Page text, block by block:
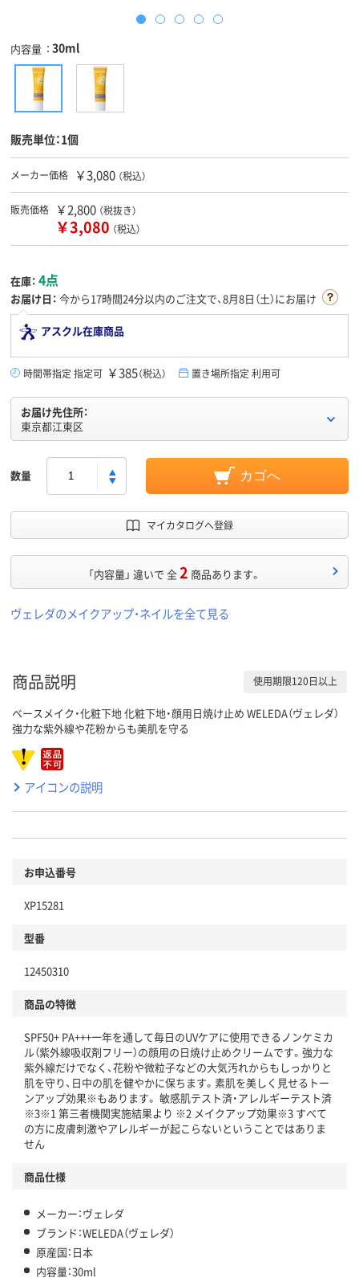
内容量 30ml
販売単位：1個
メーカー価格 ￥3,080 （税込）
販売価格 ￥2,800 （税抜き）
￥3,080 （税込）
在庫： 4点
お届け日： 今から17時間24分以内のご注文で、8月8日（土）にお届け
アスクル在庫商品
時間帯指定 指定可 ￥385（税込） 置き場所指定 利用可
お届け先住所：
東京都江東区
数量 カゴへ
マイカタログへ登録
「内容量」 違いで 全2 商品あります。
ヴェレダのメイクアップ・ネイルを全て見る
商品説明 使用期限120日以上
ベースメイク・化粧下地 化粧下地・顔用日焼け止め WELEDA（ヴェレダ）
強力な紫外線や花粉からも美肌を守る
アイコンの説明
お申込番号
XP15281
型番
12450310
商品の特徴
SPF50+ PA+++一年を通して毎日のUVケアに使用できるノンケミカ
ル（紫外線吸収剤フリー）の顔用の日焼け止めクリームです。強力な
紫外線だけでなく、花粉や微粒子などの大気汚れからもしっかりと
肌を守り、日中の肌を健やかに保ちます。素肌を美しく見せるトー
ンアップ効果※もあります。 敏感肌テスト済・アレルギーテスト済
※3※1 第三者機関実施結果より ※2 メイクアップ効果※3 すべて
の方に皮膚刺激やアレルギーが起こらないということではありま
せん
商品仕様
メーカー：ヴェレダ
ブランド：WELEDA（ヴェレダ）
原産国：日本
内容量：30ml